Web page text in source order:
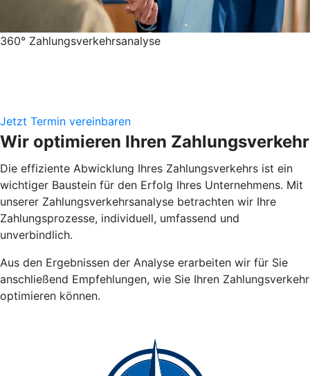
360° Zahlungsverkehrsanalyse
Jetzt Termin vereinbaren
Wir optimieren Ihren Zahlungsverkehr
Die effiziente Abwicklung Ihres Zahlungsverkehrs ist ein
wichtiger Baustein für den Erfolg Ihres Unternehmens. Mit
unserer Zahlungsverkehrsanalyse betrachten wir Ihre
Zahlungsprozesse, individuell, umfassend und
unverbindlich.
Aus den Ergebnissen der Analyse erarbeiten wir für Sie
anschließend Empfehlungen, wie Sie Ihren Zahlungsverkehr
optimieren können.